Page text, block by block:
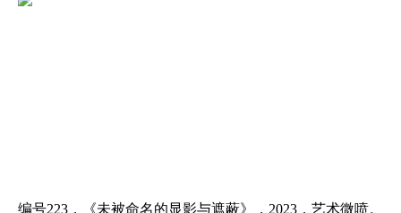
编号223，《未被命名的显影与遮蔽》，2023，艺术微喷。